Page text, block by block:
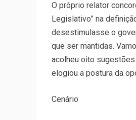
O próprio relator
Legislativo” na
desestimulasse o
que ser mantidas.
acolheu oito sugestões
elogiou a postura da
Cenário